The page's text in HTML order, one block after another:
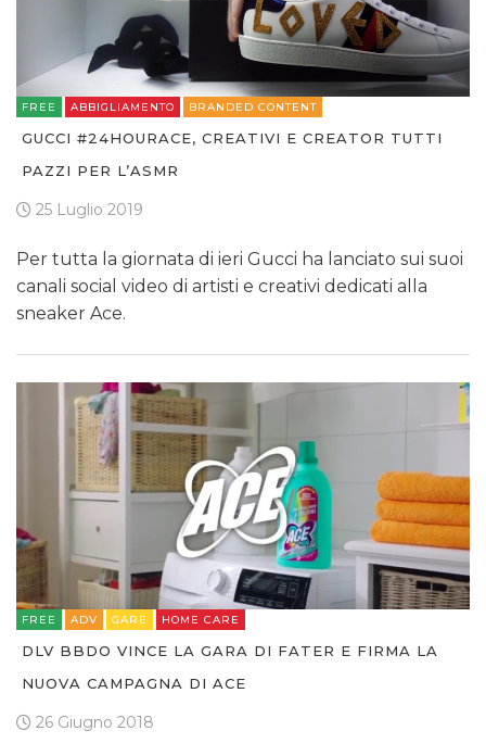
FREE ABBIGLIAMENTO BRANDED CONTENT
GUCCI #24HOURACE, CREATIVI E CREATOR TUTTI
PAZZI PER L’ASMR
25 Luglio 2019
Per tutta la giornata di ieri Gucci ha lanciato sui suoi
canali social video di artisti e creativi dedicati alla
sneaker Ace.
FREE ADV GARE HOME CARE
DLV BBDO VINCE LA GARA DI FATER E FIRMA LA
NUOVA CAMPAGNA DI ACE
26 Giugno 2018